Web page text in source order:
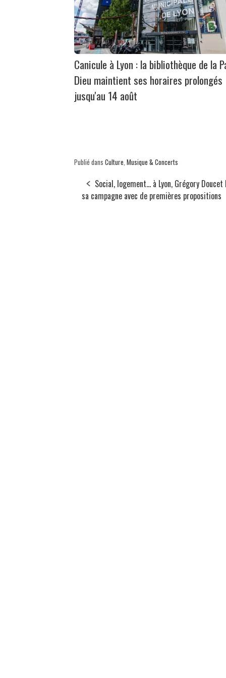
Canicule à Lyon : la bibliothèque de la
Dieu maintient ses horaires prolongés
jusqu'au 14 août
Publié dans Culture Musique & Concerts
Social, logement... à Lyon, Grégory Doucet
sa campagne avec de premières propositions